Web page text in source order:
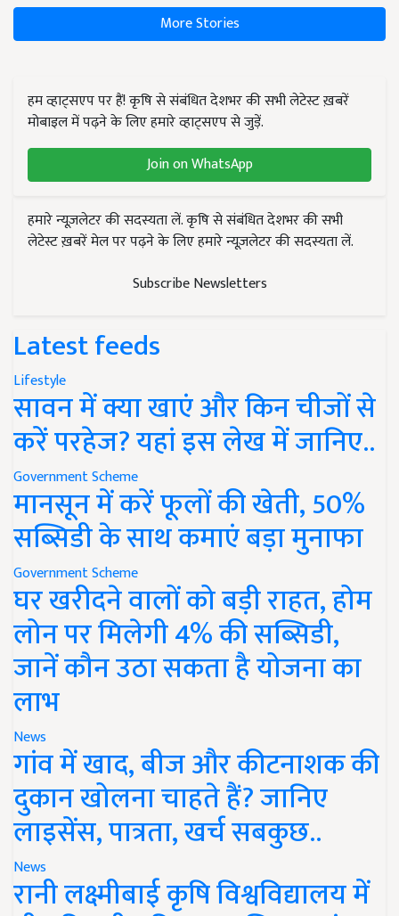
More Stories
हम व्हाट्सएप पर हैं! कृषि से संबंधित देशभर की सभी लेटेस्ट ख़बरें
मोबाइल में पढ़ने के लिए हमारे व्हाट्सएप से जुड़ें.
Join on WhatsApp
हमारे न्यूज़लेटर की सदस्यता लें. कृषि से संबंधित देशभर की सभी
लेटेस्ट ख़बरें मेल पर पढ़ने के लिए हमारे न्यूज़लेटर की सदस्यता लें.
Subscribe Newsletters
Latest feeds
Lifestyle
सावन में क्या खाएं और किन चीजों से
करें परहेज? यहां इस लेख में जानिए..
Government Scheme
मानसून में करें फूलों की खेती, 50%
सब्सिडी के साथ कमाएं बड़ा मुनाफा
Government Scheme
घर खरीदने वालों को बड़ी राहत, होम
लोन पर मिलेगी 4% की सब्सिडी,
जानें कौन उठा सकता है योजना का
लाभ
News
गांव में खाद, बीज और कीटनाशक की
दुकान खोलना चाहते हैं? जानिए
लाइसेंस, पात्रता, खर्च सबकुछ..
News
रानी लक्ष्मीबाई कृषि विश्वविद्यालय में